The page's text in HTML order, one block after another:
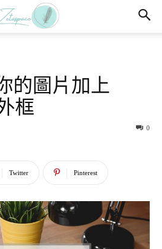
的圖片加上
框
0
Twitter Pinterest